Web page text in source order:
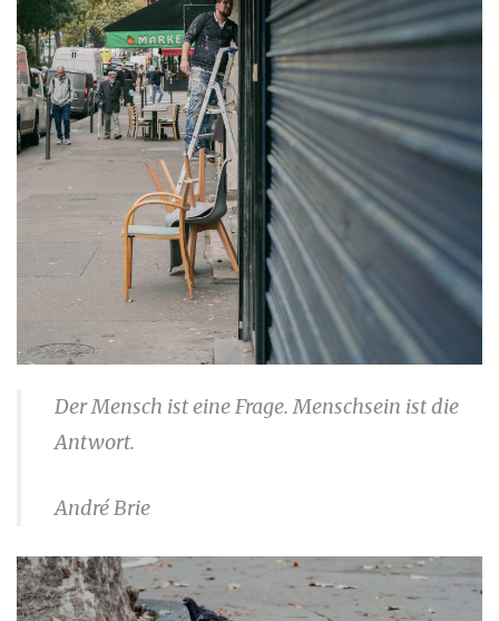
Der Mensch ist eine Frage. Menschsein ist die
Antwort.
André Brie